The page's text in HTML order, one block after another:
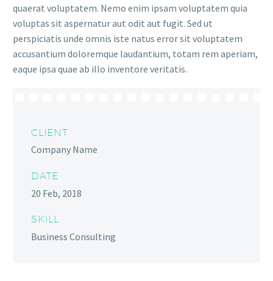
quaerat voluptatem. Nemo enim ipsam voluptatem quia
voluptas sit aspernatur aut odit aut fugit. Sed ut
perspiciatis unde omnis iste natus error sit voluptatem
accusantium doloremque laudantium, totam rem aperiam,
eaque ipsa quae ab illo inventore veritatis.
CLIENT
Company Name
DATE
20 Feb, 2018
SKILL
Business Consulting